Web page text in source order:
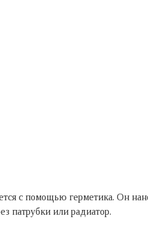
с помощью герметика. Он
патрубки или радиатор.